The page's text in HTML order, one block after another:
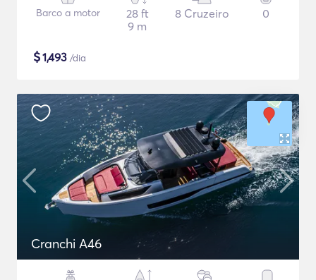
Barco a motor
28 ft
9 m
8 Cruzeiro 0
$1,493 /dia
Cranchi A46